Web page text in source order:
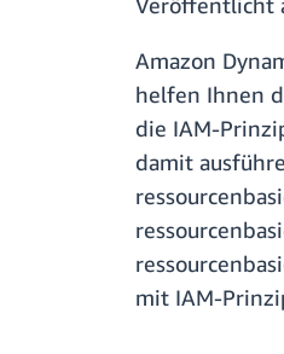
Amazon
helfen Ihnen
die IAM-
damit
mit IAM-